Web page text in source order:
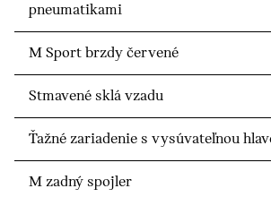
pneumatikami
M Sport brzdy červené
Stmavené sklá vzadu
Ťažné zariadenie s vysúvateľnou
M zadný spojler